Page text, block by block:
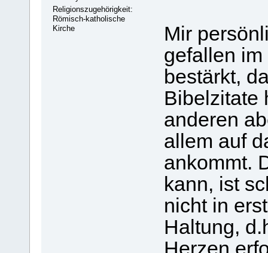
Religionszugehörigkeit:
Römisch-katholische
Kirche
Mir
gefallen
bestärkt,
Bibelzitate
anderen
allem auf
ankommt.
kann, ist
nicht in
Haltung,
Herzen